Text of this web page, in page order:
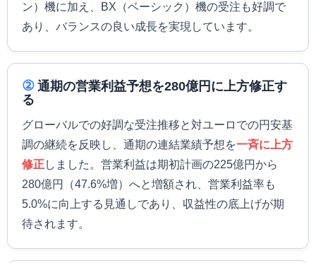
ン）機に加え、BX（ベーシック）機の受注も好調で
あり、バランスの良い成長を実現しています。
② 通期の営業利益予想を280億円に上方修正す
る
グローバルでの好調な受注推移と対ユーロでの円安基
調の継続を反映し、通期の連結業績予想を一斉に上方
修正しました。営業利益は期初計画の225億円から
280億円（47.6%増）へと増額され、営業利益率も
5.0%に向上する見通しであり、収益性の底上げが期
待されます。